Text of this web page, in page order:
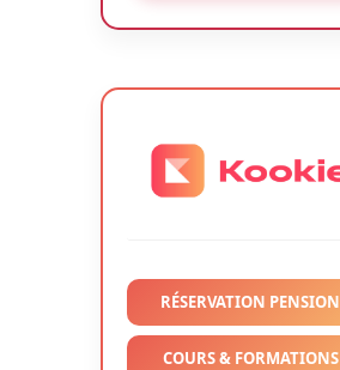
RÉSERVATION PENSION
COURS & FORMATIONS